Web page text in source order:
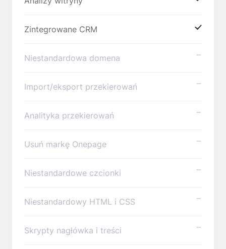
Zintegrowane CRM
Niestandardowa domena
Import/eksport przekierowań
Analityka przekierowań
Usuń markę Onepage
Niestandardowe czcionki
Niestandardowy HTML i CSS
Skrypty nagłówka i treści